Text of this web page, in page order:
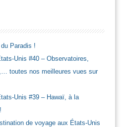
Paradis !
Unis #40 – Observatoires,
toutes nos meilleures vues sur
Unis #39 – Hawaï, à la
de voyage aux États-Unis